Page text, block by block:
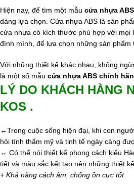
Hiện nay, để tìm một mẫu cửa nhựa
dàng lựa chọn. Cửa nhựa ABS là sản
cửa nhựa có kích thước phù hợp với mọi
đình mình, để lựa chọn những sản phẩm
Với những thiết kế khác nhau, không
là một số mẫu cửa nhựa ABS chính
LÝ DO KHÁCH HÀNG
KOS .
↔Trong cuộc sống hiện đại, khi con
hỏi tính thẩm mỹ và tinh tế ngày càng
↔ Có thể nói thiết kế phong cách kiểu
tiết và màu sắc kết tạo nên những thiết
+ Khả năng cách âm, chống ồn cực tốt